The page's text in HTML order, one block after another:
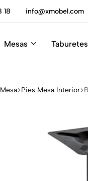
18 info@xmobel.com
Mesas Taburetes
Pies Mesa Interior